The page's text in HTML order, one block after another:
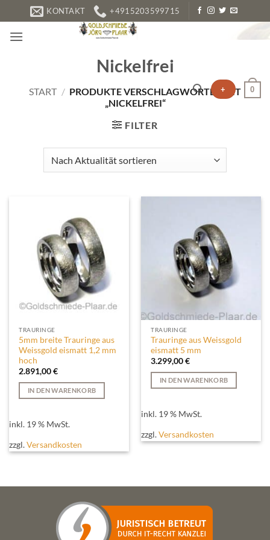
Inhalt
springen
KONTAKT +4915203599715
+ 0
Nickelfrei
START / PRODUKTE VERSCHLAGWORTET MIT
„NICKELFREI“
FILTER
TRAURINGE
5mm breite Trauringe aus
Weissgold eismatt 1,2 mm
hoch
2.891,00€
IN DEN WARENKORB
inkl. 19 % MwSt.
zzgl.Versandkosten
TRAURINGE
Trauringe aus Weissgold
eismatt 5 mm
3.299,00€
IN DEN WARENKORB
inkl. 19 % MwSt.
zzgl.Versandkosten